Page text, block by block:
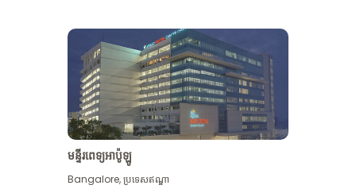
មើល​ច្រើន​ទៀត
មន្ទីរពេទ្យអាប៉ូឡូ
Bangalore,ប្រទេសឥណ្ឌា